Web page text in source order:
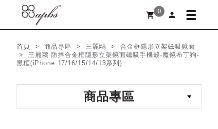
shopping_cart 0 person
首頁
> 商品專區 > 三麗鷗 > 合金框隱形立架磁吸鏡面
> 三麗鷗 防摔合金框隱形立架鏡面磁吸手機殼-魔鏡布丁狗-
黑框(iPhone 17/16/15/14/13系列)
商品專區